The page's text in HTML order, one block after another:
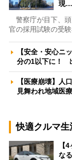
現…
警察庁が目下、頭
官の採用試験の受
【安全・安心ニ
分の1以下に！
【医療崩壊】人
見舞われ地域
快適クルマ
【
な